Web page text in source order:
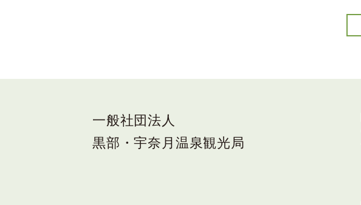
一般社団法人
黒部・宇奈月温泉観光局